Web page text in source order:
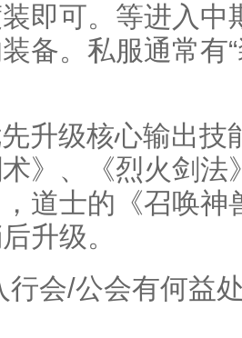
即可。等进入中
备。私服通常有
升级核心输出技
》、《烈火剑法
，道士的《召唤
升级。
行会/公会有何益